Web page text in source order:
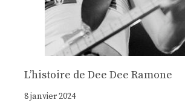
Lʼhistoire de Dee Dee Ramone
8 janvier 2024